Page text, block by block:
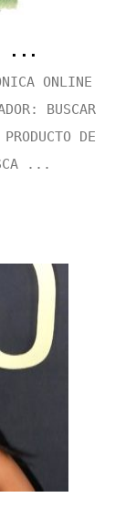
...
ONLINE
BUSCAR
DE
...